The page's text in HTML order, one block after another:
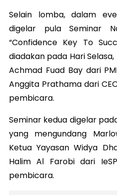
Selain lomba, dalam
digelar pula Seminar
“Confidence Key To
diadakan pada Hari
Achmad Fuad Bay dari
Anggita Prathama dari
pembicara.
Seminar kedua digelar
yang mengundang
Ketua Yayasan Widya
Halim Al Farobi dari
pembicara.